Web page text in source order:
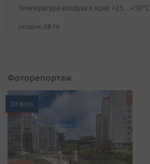
Температура воздуха в крае +25…+30°C
сегодня, 08:16
Фоторепортаж
20 фото